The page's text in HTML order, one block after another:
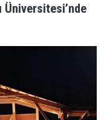
Üniversitesi’nde